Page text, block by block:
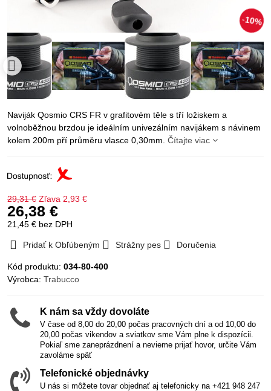
10%
Naviják Qosmio CRS FR v grafitovém těle s tří ložiskem a
volnoběžnou brzdou je ideálním univezálním navijákem s návinem
kolem 200m pří průměru vlasce 0,30mm. Čítajte viac
29,31 € Zľava 2,93 €
26,38 €
21,45 € bez DPH
Pridať k Obľúbeným Strážny pes Doručenia
Kód produktu: 034-80-400
Výrobca: Trabucco
K nám sa vždy dovoláte
V čase od 8,00 do 20,00 počas pracovných dní a od 10,00 do
20,00 počas vikendov a sviatkov sme Vám plne k dispozícii.
Pokiaľ sme zaneprázdnení a nevieme prijať hovor, určite Vám
zavoláme späť
Telefonické objednávky
U nás si môžete tovar objednať aj telefonicky na +421 948 247